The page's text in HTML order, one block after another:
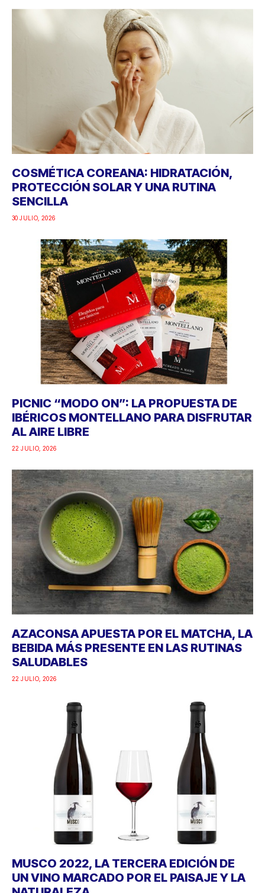
COSMÉTICA COREANA: HIDRATACIÓN,
PROTECCIÓN SOLAR Y UNA RUTINA
SENCILLA
30 JULIO, 2026
PICNIC “MODO ON”: LA PROPUESTA DE
IBÉRICOS MONTELLANO PARA DISFRUTAR
AL AIRE LIBRE
22 JULIO, 2026
AZACONSA APUESTA POR EL MATCHA, LA
BEBIDA MÁS PRESENTE EN LAS RUTINAS
SALUDABLES
22 JULIO, 2026
MUSCO 2022, LA TERCERA EDICIÓN DE
UN VINO MARCADO POR EL PAISAJE Y LA